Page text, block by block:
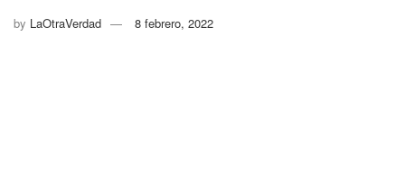
by LaOtraVerdad 8 febrero, 2022